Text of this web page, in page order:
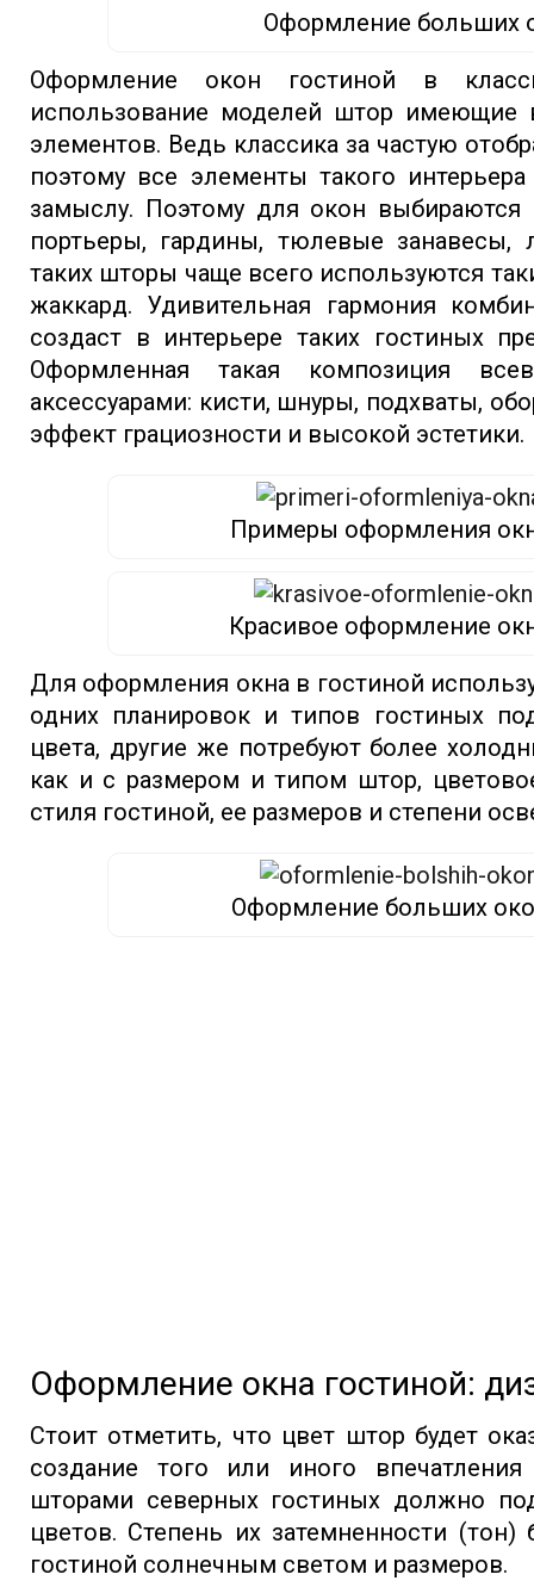
Оформление больших
Оформление окон гостиной в
использование моделей штор
элементов. Ведь классика за частую
поэтому все элементы такого
замыслу. Поэтому для окон
портьеры, гардины, тюлевые
таких шторы чаще всего используются
жаккард. Удивительная гармония
создаст в интерьере таких гостиных
Оформленная такая композиция
аксессуарами: кисти, шнуры, подхваты,
эффект грациозности и высокой эстетики.
Примеры оформления
Красивое оформление
Для оформления окна в гостиной
одних планировок и типов гостиных
цвета, другие же потребуют более
как и с размером и типом штор,
стиля гостиной, ее размеров и степени
Оформление больших
Оформление окна гостиной:
Стоит отметить, что цвет штор будет
создание того или иного
шторами северных гостиных должно
цветов. Степень их затемненности (тон)
гостиной солнечным светом и размеров.